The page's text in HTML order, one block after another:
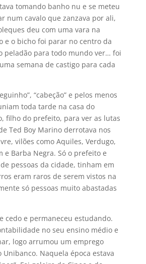
tomando banho nu e se meteu
num cavalo que zanzava por ali,
deu com uma vara na
e o bicho foi parar no centro da
peladão para todo mundo ver… foi
semana de castigo para cada
“cabeção” e pelos menos
toda tarde na casa do
filho do prefeito, para ver as lutas
Ted Boy Marino derrotava nos
vilões como Aquiles, Verdugo,
e Barba Negra. Só o prefeito e
pessoas da cidade, tinham em
eram raros de serem vistos na
só pessoas muito abastadas
cedo e permaneceu estudando.
no seu ensino médio e
logo arrumou um emprego
Unibanco. Naquela época estava